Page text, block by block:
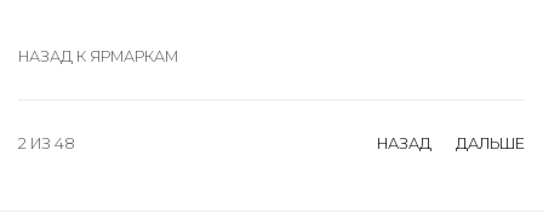
НАЗАД К ЯРМАРКАМ
НАЗАД ДАЛЬШЕ
2 ИЗ 48